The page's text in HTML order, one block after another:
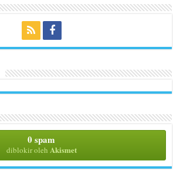
0 spam
diblokir oleh Akismet